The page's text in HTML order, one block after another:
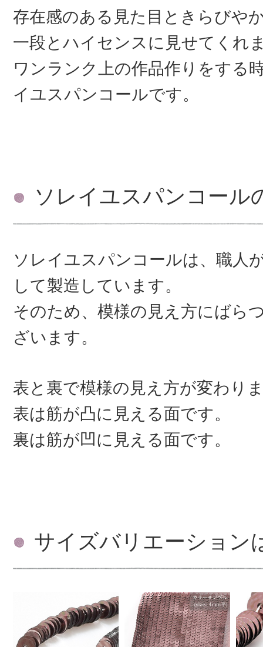
存在感のある見た目ときらびや
一段とハイセンスに見せてくれ
ワンランク上の作品作りをする
イユスパンコールです。
ソレイユスパンコール
ソレイユスパンコールは、職人
して製造しています。
そのため、模様の見え方にばら
ざいます。
表と裏で模様の見え方が変わり
表は筋が凸に見える面です。
裏は筋が凹に見える面です。
サイズバリエーション